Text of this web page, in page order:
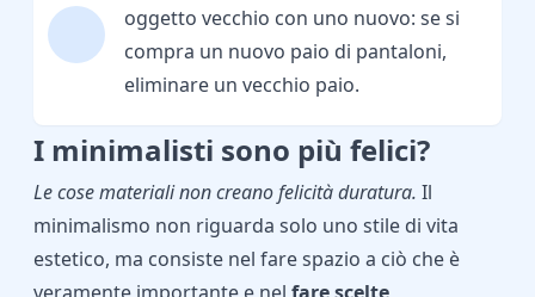
oggetto vecchio con uno nuovo: se si
compra un nuovo paio di pantaloni,
eliminare un vecchio paio.
I minimalisti sono più felici?
Le cose materiali non creano felicità duratura. Il
minimalismo non riguarda solo uno stile di vita
estetico, ma consiste nel fare spazio a ciò che è